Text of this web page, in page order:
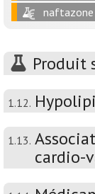
Produit
1.12.
1.13.
cardio-